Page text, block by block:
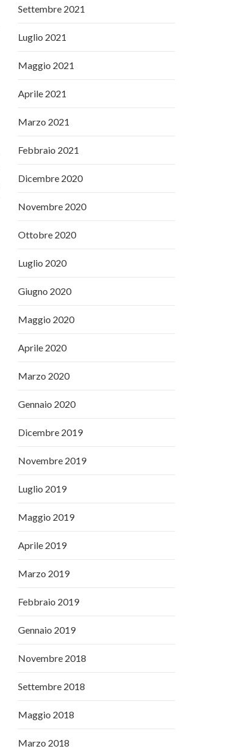
Settembre 2021
Luglio 2021
Maggio 2021
Aprile 2021
Marzo 2021
Febbraio 2021
Dicembre 2020
Novembre 2020
Ottobre 2020
Luglio 2020
Giugno 2020
Maggio 2020
Aprile 2020
Marzo 2020
Gennaio 2020
Dicembre 2019
Novembre 2019
Luglio 2019
Maggio 2019
Aprile 2019
Marzo 2019
Febbraio 2019
Gennaio 2019
Novembre 2018
Settembre 2018
Maggio 2018
Marzo 2018